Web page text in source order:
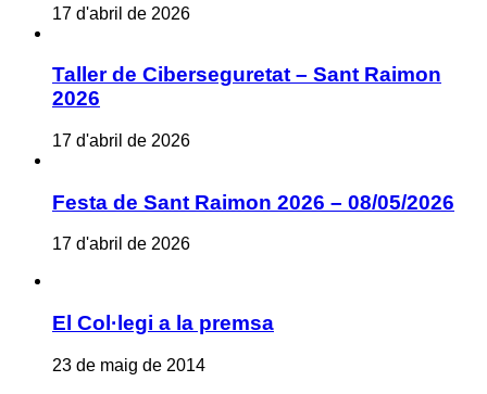
17 d'abril de 2026
Taller de Ciberseguretat – Sant Raimon
2026
17 d'abril de 2026
Festa de Sant Raimon 2026 – 08/05/2026
17 d'abril de 2026
El Col·legi a la premsa
23 de maig de 2014